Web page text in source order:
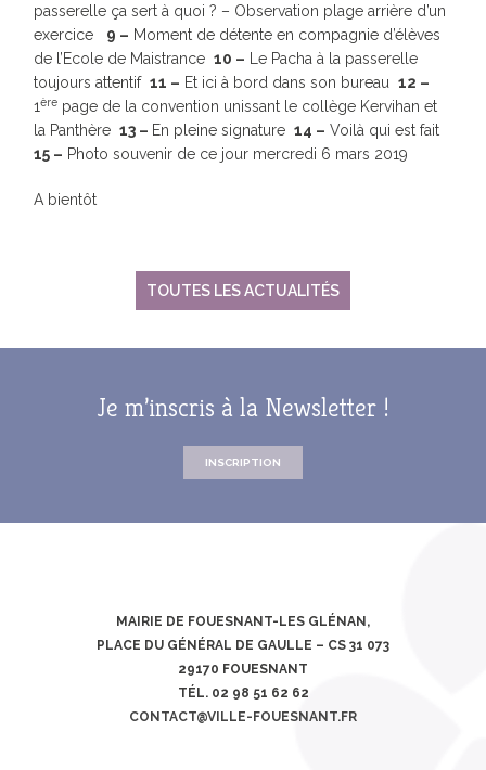
passerelle ça sert à quoi ? – Observation plage arrière d’un
exercice 9 – Moment de détente en compagnie d’élèves
de l’Ecole de Maistrance10 – Le Pacha à la passerelle
toujours attentif11 – Et ici à bord dans son bureau12 –
1ère page de la convention unissant le collège Kervihan et
la Panthère13 – En pleine signature14 – Voilà qui est fait
15 – Photo souvenir de ce jour mercredi 6 mars 2019
A bientôt
TOUTES LES ACTUALITÉS
Je m’inscris à la Newsletter !
INSCRIPTION
MAIRIE DE FOUESNANT-LES GLÉNAN,
PLACE DU GÉNÉRAL DE GAULLE – CS 31 073
29170 FOUESNANT
TÉL. 02 98 51 62 62
CONTACT@VILLE-FOUESNANT.FR